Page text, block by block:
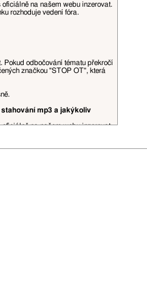
na našem webu inzerovat.
rozhoduje vedení fóra.
Pokud odbočování tématu překročí
značkou "STOP OT", která
mp3 a jakýkoliv
na našem webu inzerovat.
videa a podobné datově, či
spojení, je to povoleno. Citace
moderátory dle jejich